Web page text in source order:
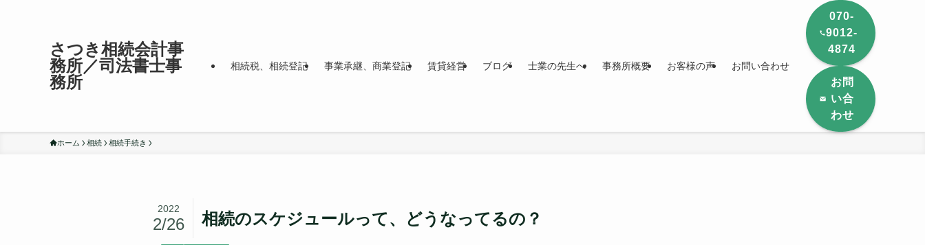
さつき相続会計事
務所／司法書士事
務所
相続税、相続登記 事業承継、商業登記 賃貸経営 ブログ 士業の先生へ 事務所概要 お客様の声 お問い合わせ
070-
9012-
4874
お問
い合
わせ
ホーム 相続 相続手続き
相続のスケジュールって、どうなってるの？
2022
2/26